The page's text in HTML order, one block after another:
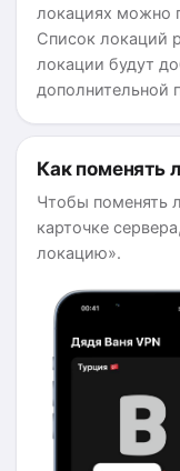
локациях можно
Список локаций
локации будут
дополнительной
Как поменять
Чтобы поменять
карточке
локацию».